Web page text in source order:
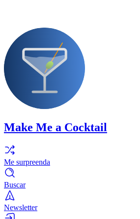
Make Me a Cocktail
Me surpreenda
Buscar
Newsletter